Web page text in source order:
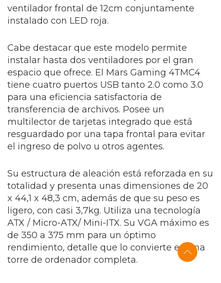
ventilador frontal de 12cm conjuntamente
instalado con LED roja.
Cabe destacar que este modelo permite
instalar hasta dos ventiladores por el gran
espacio que ofrece. El Mars Gaming 4TMC4
tiene cuatro puertos USB tanto 2.0 como 3.0
para una eficiencia satisfactoria de
transferencia de archivos. Posee un
multilector de tarjetas integrado que está
resguardado por una tapa frontal para evitar
el ingreso de polvo u otros agentes.
Su estructura de aleación está reforzada en su
totalidad y presenta unas dimensiones de 20
x 44,1 x 48,3 cm, además de que su peso es
ligero, con casi 3,7kg. Utiliza una tecnología
ATX / Micro-ATX/ Mini-ITX. Su VGA máximo es
de 350 a 375 mm para un óptimo
rendimiento, detalle que lo convierte en una
torre de ordenador completa.